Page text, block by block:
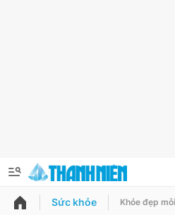
QUẢNG CÁO ĐẶT BÁO
Sức khỏe Khỏe đẹp